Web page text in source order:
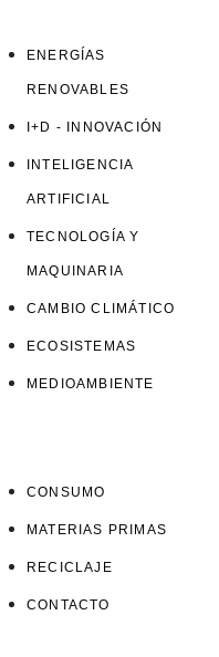
ENERGÍAS
RENOVABLES
I+D - INNOVACIÓN
INTELIGENCIA
ARTIFICIAL
TECNOLOGÍA Y
MAQUINARIA
CAMBIO CLIMÁTICO
ECOSISTEMAS
MEDIOAMBIENTE
CONSUMO
MATERIAS PRIMAS
RECICLAJE
CONTACTO